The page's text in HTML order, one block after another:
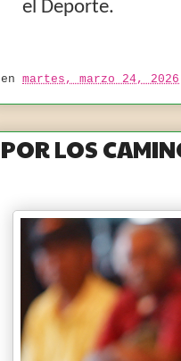
el Deporte.
en martes, marzo 24, 2026
POR LOS